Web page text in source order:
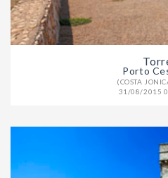
Porto
(COSTA
31/08/2015